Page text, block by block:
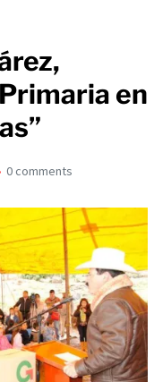
en
0 comments